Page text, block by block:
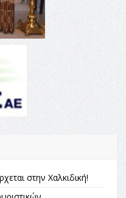
στην Χαλκιδική!